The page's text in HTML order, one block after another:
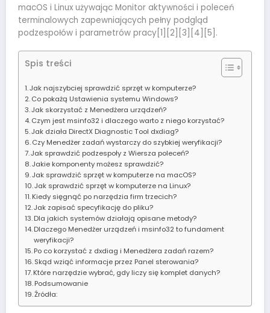
macOS i Linux używając Monitor aktywności i poleceń
terminalowych zapewniających pełny podgląd
podzespołów i parametrów pracy[1][2][3][4][5].
Spis treści
Jak najszybciej sprawdzić sprzęt w komputerze?
Co pokażą Ustawienia systemu Windows?
Jak skorzystać z Menedżera urządzeń?
Czym jest msinfo32 i dlaczego warto z niego korzystać?
Jak działa DirectX Diagnostic Tool dxdiag?
Czy Menedżer zadań wystarczy do szybkiej weryfikacji?
Jak sprawdzić podzespoły z Wiersza poleceń?
Jakie komponenty możesz sprawdzić?
Jak sprawdzić sprzęt w komputerze na macOS?
Jak sprawdzić sprzęt w komputerze na Linux?
Kiedy sięgnąć po narzędzia firm trzecich?
Jak zapisać specyfikację do pliku?
Dla jakich systemów działają opisane metody?
Dlaczego Menedżer urządzeń i msinfo32 to fundament
weryfikacji?
Po co korzystać z dxdiag i Menedżera zadań razem?
Skąd wziąć informacje przez Panel sterowania?
Które narzędzie wybrać, gdy liczy się komplet danych?
Podsumowanie
Źródła: